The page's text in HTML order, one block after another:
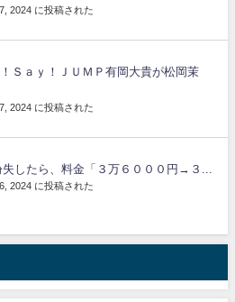
2024 に投稿された
！Ｓａｙ！ＪＵＭＰ有岡大貴が松岡茉
2024 に投稿された
失したら、料金「３万６０００円→３...
2024 に投稿された